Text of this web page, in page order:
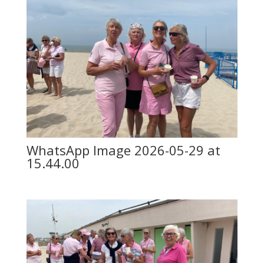
WhatsApp Image 2026-05-29 at
15.44.00